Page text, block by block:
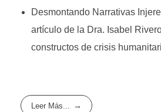
Desmontando Narrativas
artículo de la Dra. Isabel
constructos de crisis
Leer Más...